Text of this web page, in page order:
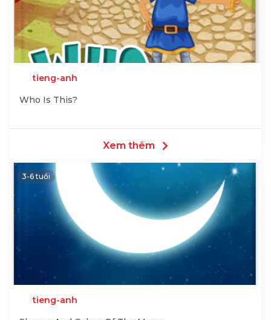
tieng-anh
Who Is This?
Xem thêm
3-6 tuổi
tieng-anh